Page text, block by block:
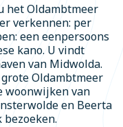
het Oldambtmeer
verkennen: per
een eenpersoons
kano. U vindt
van Midwolda.
Oldambtmeer
woonwijken van
en Beerta